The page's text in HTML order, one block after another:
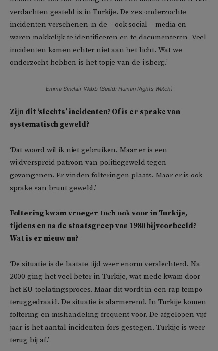
verdachten gesteld is in Turkije. De zes onderzochte
incidenten verschenen in de – ook social – media en
waren makkelijk te identificeren en te documenteren. Veel
incidenten komen echter niet aan het licht. Wat we
onderzocht hebben is het topje van de ijsberg.’
Emma Sinclair-Webb (Beeld: Human Rights Watch)
Zijn dit ‘slechts’ incidenten? Of is er sprake van
systematisch geweld?
‘Dat woord wil ik niet gebruiken. Maar er is een
wijdverspreid patroon van politiegeweld tegen
gevangenen. Er vinden folteringen plaats. Maar er is ook
sprake van bruut geweld.’
Foltering kwam vroeger toch ook voor in Turkije,
tijdens en na de staatsgreep van 1980 bijvoorbeeld?
Wat is er nieuw nu?
‘De situatie is de laatste tijd weer enorm verslechterd. Na
2000 ging het veel beter in Turkije, wat mede kwam door
het EU-toelatingsproces. Maar dit wordt in een rap tempo
teruggedraaid. De situatie is alarmerend. In Turkije komen
foltering en mishandeling frequent voor. De afgelopen vijf
jaar is het aantal incidenten fors gestegen. Turkije is weer
terug bij af.’